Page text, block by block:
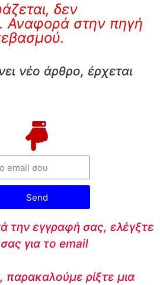
δεν
Αναφορά στην πηγή
νέο άρθρο, έρχεται
Send
την εγγραφή σας, ελέγξτε
για το email
παρακαλούμε ρίξτε μια